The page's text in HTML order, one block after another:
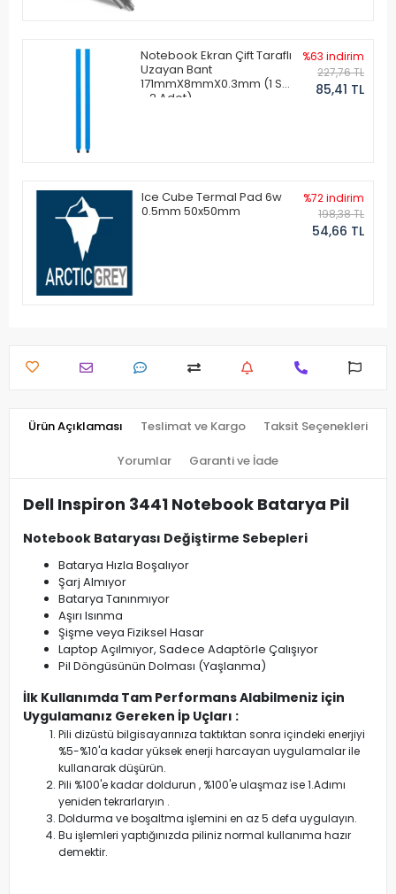
Notebook Ekran Çift Taraflı
Uzayan Bant
171mmX8mmX0.3mm (1 Set
- 2 Adet)
%63 indirim
227,76 TL
85,41 TL
Ice Cube Termal Pad 6w
0.5mm 50x50mm
%72 indirim
198,38 TL
54,66 TL
Ürün Açıklaması Teslimat ve Kargo Taksit Seçenekleri
Yorumlar Garanti ve İade
Dell Inspiron 3441 Notebook Batarya Pil
Notebook Bataryası Değiştirme Sebepleri
Batarya Hızla Boşalıyor
Şarj Almıyor
Batarya Tanınmıyor
Aşırı Isınma
Şişme veya Fiziksel Hasar
Laptop Açılmıyor, Sadece Adaptörle Çalışıyor
Pil Döngüsünün Dolması (Yaşlanma)
İlk Kullanımda Tam Performans Alabilmeniz için
Uygulamanız Gereken İp Uçları :
Pili dizüstü bilgisayarınıza taktıktan sonra içindeki enerjiyi
%5-%10'a kadar yüksek enerji harcayan uygulamalar ile
kullanarak düşürün.
Pili %100'e kadar doldurun , %100'e ulaşmaz ise 1.Adımı
yeniden tekrarlaryın .
Doldurma ve boşaltma işlemini en az 5 defa uygulayın.
Bu işlemleri yaptığınızda piliniz normal kullanıma hazır
demektir.